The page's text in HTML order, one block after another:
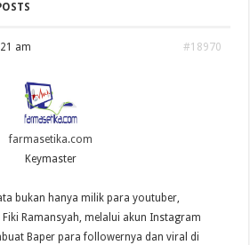
am #18970
farmasetika.com
Keymaster
bukan hanya milik para youtuber,
Ramansyah, melalui akun Instagram
Baper para followernya dan viral di